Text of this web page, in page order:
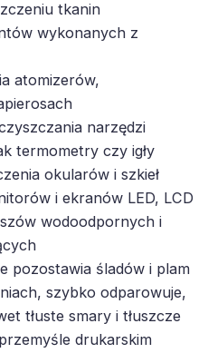
tkanin
wykonanych z
atomizerów,
narzędzi
termometry czy igły
okularów i szkieł
i ekranów LED, LCD
wodoodpornych i
pozostawia śladów i plam
szybko odparowuje,
tłuste smary i tłuszcze
drukarskim